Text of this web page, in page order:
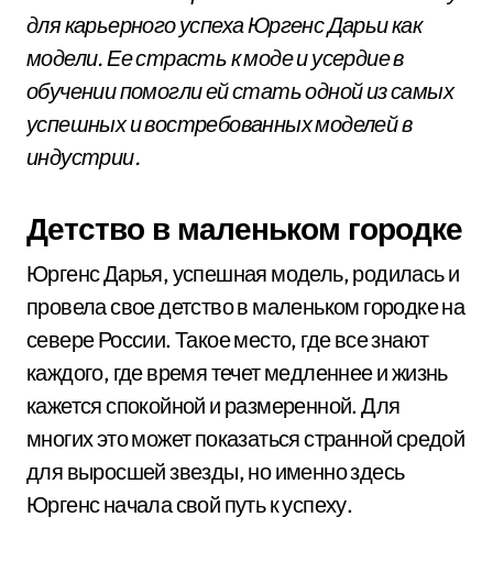
для карьерного успеха Юргенс Дарьи как
модели. Ее страсть к моде и усердие в
обучении помогли ей стать одной из самых
успешных и востребованных моделей в
индустрии.
Детство в маленьком городке
Юргенс Дарья, успешная модель, родилась и
провела свое детство в маленьком городке на
севере России. Такое место, где все знают
каждого, где время течет медленнее и жизнь
кажется спокойной и размеренной. Для
многих это может показаться странной средой
для выросшей звезды, но именно здесь
Юргенс начала свой путь к успеху.